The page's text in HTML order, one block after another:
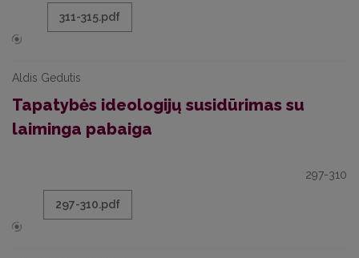
311-315.pdf
Aldis Gedutis
Tapatybės ideologijų susidūrimas su
laiminga pabaiga
297-310
297-310.pdf